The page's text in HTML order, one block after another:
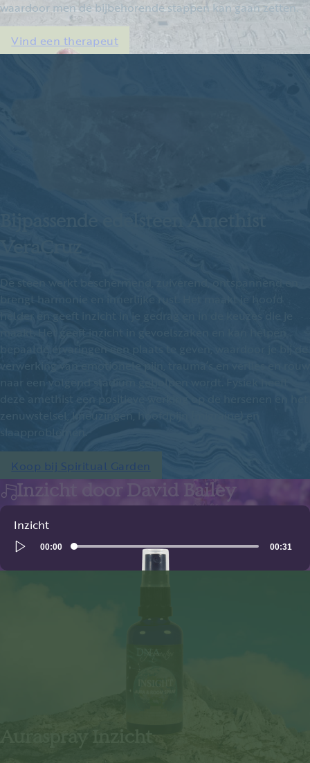
waardoor men de bijbehorende stappen kan gaan zetten.
Vind een therapeut
Koop bij Spiritual Garden
Inzicht door David Bailey
Inzicht
Audio
Player
00:00 00:31